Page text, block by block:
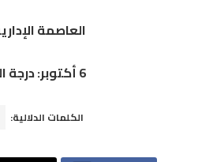
العاصمة الإدارية:درجة
6 أكتوبر: درجة الحرارة الصغرى 24 و درجة الحرارة العظمى 37, المحسوسة 39
الكلمات الدلالية: